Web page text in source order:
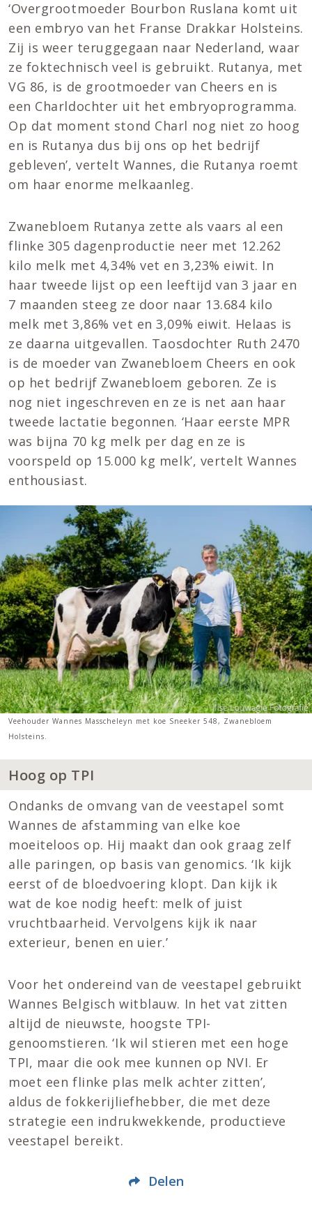
‘Overgrootmoeder Bourbon Ruslana komt uit
een embryo van het Franse Drakkar Holsteins.
Zij is weer teruggegaan naar Nederland, waar
ze foktechnisch veel is gebruikt. Rutanya, met
VG 86, is de grootmoeder van Cheers en is
een Charldochter uit het embryoprogramma.
Op dat moment stond Charl nog niet zo hoog
en is Rutanya dus bij ons op het bedrijf
gebleven’, vertelt Wannes, die Rutanya roemt
om haar enorme melkaanleg.
Zwanebloem Rutanya zette als vaars al een
flinke 305 dagenproductie neer met 12.262
kilo melk met 4,34% vet en 3,23% eiwit. In
haar tweede lijst op een leeftijd van 3 jaar en
7 maanden steeg ze door naar 13.684 kilo
melk met 3,86% vet en 3,09% eiwit. Helaas is
ze daarna uitgevallen. Taosdochter Ruth 2470
is de moeder van Zwanebloem Cheers en ook
op het bedrijf Zwanebloem geboren. Ze is
nog niet ingeschreven en ze is net aan haar
tweede lactatie begonnen. ‘Haar eerste MPR
was bijna 70 kg melk per dag en ze is
voorspeld op 15.000 kg melk’, vertelt Wannes
enthousiast.
Veehouder Wannes Masscheleyn met koe Sneeker 548, Zwanebloem
Holsteins.
Hoog op TPI
Ondanks de omvang van de veestapel somt
Wannes de afstamming van elke koe
moeiteloos op. Hij maakt dan ook graag zelf
alle paringen, op basis van genomics. ‘Ik kijk
eerst of de bloedvoering klopt. Dan kijk ik
wat de koe nodig heeft: melk of juist
vruchtbaarheid. Vervolgens kijk ik naar
exterieur, benen en uier.’
Voor het ondereind van de veestapel gebruikt
Wannes Belgisch witblauw. In het vat zitten
altijd de nieuwste, hoogste TPI-
genoomstieren. ‘Ik wil stieren met een hoge
TPI, maar die ook mee kunnen op NVI. Er
moet een flinke plas melk achter zitten’,
aldus de fokkerijliefhebber, die met deze
strategie een indrukwekkende, productieve
veestapel bereikt.
Delen